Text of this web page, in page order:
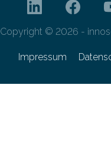
Copyright © 2026 -
Impressum